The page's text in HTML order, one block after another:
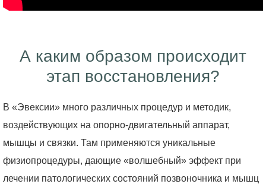
А каким образом происходит
этап восстановления?
В «Эвексии» много различных процедур и методик,
воздействующих на опорно-двигательный аппарат,
мышцы и связки. Там применяются уникальные
физиопроцедуры, дающие «волшебный» эффект при
лечении патологических состояний позвоночника и мышц